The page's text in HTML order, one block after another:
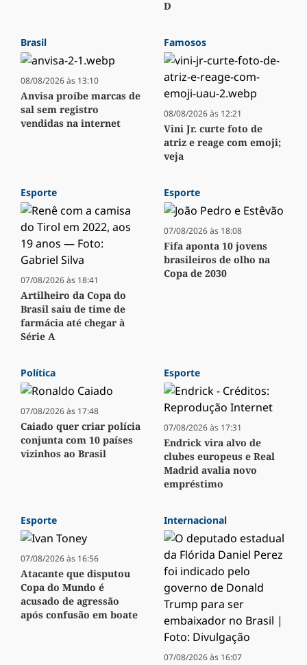
D
Brasil
08/08/2026 às 13:10
Anvisa proíbe marcas de
sal sem registro
vendidas na internet
Famosos
08/08/2026 às 12:21
Vini Jr. curte foto de
atriz e reage com emoji;
veja
Esporte
07/08/2026 às 18:41
Artilheiro da Copa do
Brasil saiu de time de
farmácia até chegar à
Série A
Esporte
07/08/2026 às 18:08
Fifa aponta 10 jovens
brasileiros de olho na
Copa de 2030
Política
07/08/2026 às 17:48
Caiado quer criar polícia
conjunta com 10 países
vizinhos ao Brasil
Esporte
07/08/2026 às 17:31
Endrick vira alvo de
clubes europeus e Real
Madrid avalia novo
empréstimo
Esporte
07/08/2026 às 16:56
Atacante que disputou
Copa do Mundo é
acusado de agressão
após confusão em boate
Internacional
07/08/2026 às 16:07